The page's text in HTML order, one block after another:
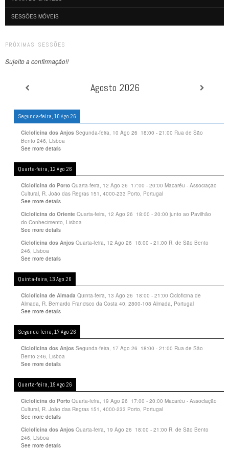
SESSÕES MÓVEIS
PRÓXIMAS SESSÕES
Sujeito a confirmação!!
Agosto 2026
Segunda-feira, 10 Ago 26
Cicloficina dos Anjos Segunda-feira, 10 Ago 26 18:00 - 21:00 Rua de São
Bento 246, Lisboa
See more details
Quarta-feira, 12 Ago 26
Cicloficina do Porto Quarta-feira, 12 Ago 26 17:00 - 20:00 Macaréu - Associação
Cultural, R. João das Regras 151, 4000-233 Porto, Portugal
See more details
Cicloficina do Oriente Quarta-feira, 12 Ago 26 18:00 - 20:00 junto ao Pavilhão
do Conhecimento, Lisboa
See more details
Cicloficina dos Anjos Quarta-feira, 12 Ago 26 18:00 - 21:00 R. de São Bento
246, Lisboa
See more details
Quinta-feira, 13 Ago 26
Cicloficina de Almada Quinta-feira, 13 Ago 26 18:00 - 21:00 Cicloficina de
Almada, R. Bernardo Francisco da Costa 40, 2800-108 Almada, Portugal
See more details
Segunda-feira, 17 Ago 26
Cicloficina dos Anjos Segunda-feira, 17 Ago 26 18:00 - 21:00 Rua de São
Bento 246, Lisboa
See more details
Quarta-feira, 19 Ago 26
Cicloficina do Porto Quarta-feira, 19 Ago 26 17:00 - 20:00 Macaréu - Associação
Cultural, R. João das Regras 151, 4000-233 Porto, Portugal
See more details
Cicloficina dos Anjos Quarta-feira, 19 Ago 26 18:00 - 21:00 R. de São Bento
246, Lisboa
See more details